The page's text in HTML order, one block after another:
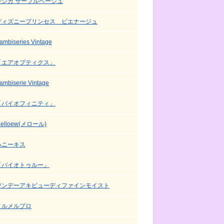
ィズニープリンセス ピエナージュ
Vintage
エアオプティクス」
Vintage
バイオフィニティ」
メロール)
ニーキス
バイオトゥルー」
ンデーアキビューディファインモイスト
ルメルプロ